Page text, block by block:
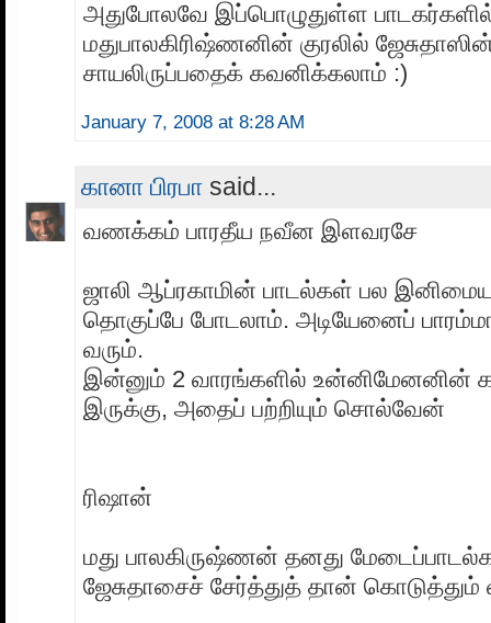
அதுபோலவே இப்பொழுதுள்ள
மதுபாலகிரிஷ்ணனின் குரலில்
சாயலிருப்பதைக் கவனிக்கலாம் :)
January 7, 2008 at 8:28 AM
கானா பிரபா said...
வணக்கம் பாரதீய நவீன இளவரசே
ஜாலி ஆப்ரகாமின் பாடல்கள் பல
தொகுப்பே போடலாம். அடியேனைப்
வரும்.
இன்னும் 2 வாரங்களில் உன்னிமேனனின்
இருக்கு, அதைப் பற்றியும் சொல்வேன்
ரிஷான்
மது பாலகிருஷ்ணன் தனது
ஜேசுதாசைச் சேர்த்துத் தான் கொடுத்தும்